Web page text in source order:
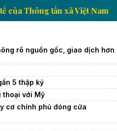
tin kinh tế của Thông tấn xã
rõ nguồn gốc, giao dịch hơn
5 thập kỷ
thoại với Mỹ
cơ chính phủ đóng cửa